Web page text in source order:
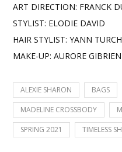
ART DIRECTION: FRANCK
STYLIST: ELODIE DAVID
HAIR STYLIST: YANN
MAKE-UP: AURORE GIBRIEN
ALEXIE SHARON BAGS
MADELINE CROSSBODY
SPRING 2021
TIMELESS